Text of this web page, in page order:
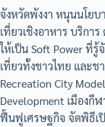
จังหวัดพังงา หนุนนโยบ
เที่ยวเชิงอาหาร บริกา
ให้เป็น Soft Power ที่
เที่ยวทั้งชาวไทย และช
Recreation City
Development เมืองกี
ฟื้นฟูเศรษฐกิจ จัดพิธีเ